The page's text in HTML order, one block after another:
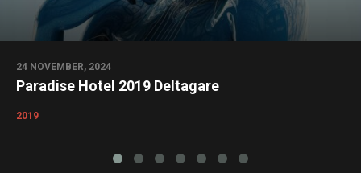
24 NOVEMBER, 2024
Paradise Hotel 2019 Deltagare
2019